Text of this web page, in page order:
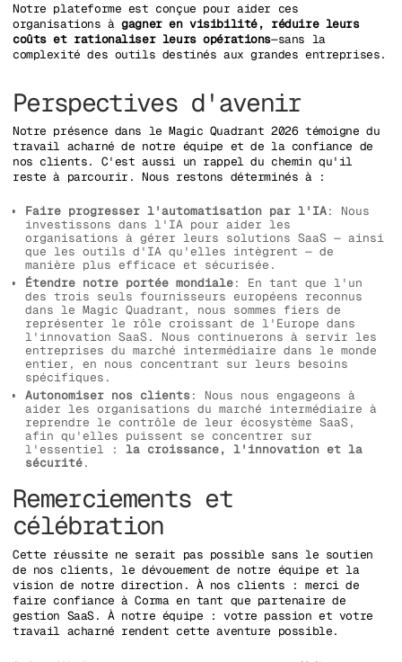
Notre plateforme est conçue pour aider ces
organisations àgagner en visibilité, réduire leurs
coûts et rationaliser leurs opérations—sans la
complexité des outils destinés aux grandes entreprises.
Perspectives d'avenir
Notre présence dans le Magic Quadrant 2026 témoigne du
travail acharné de notre équipe et de la confiance de
nos clients. C'est aussi un rappel du chemin qu'il
reste à parcourir. Nous restons déterminés à :
Faire progresser l'automatisation par l'IA: Nous
investissons dans l'IA pour aider les
organisations à gérer leurs solutions SaaS — ainsi
que les outils d'IA qu'elles intègrent — de
manière plus efficace et sécurisée.
Étendre notre portée mondiale: En tant que l'un
des trois seuls fournisseurs européens reconnus
dans le Magic Quadrant, nous sommes fiers de
représenter le rôle croissant de l'Europe dans
l'innovation SaaS. Nous continuerons à servir les
entreprises du marché intermédiaire dans le monde
entier, en nous concentrant sur leurs besoins
spécifiques.
Autonomiser nos clients: Nous nous engageons à
aider les organisations du marché intermédiaire à
reprendre le contrôle de leur écosystème SaaS,
afin qu'elles puissent se concentrer sur
l'essentiel : la croissance, l'innovation et la
sécurité.
Remerciements et
célébration
Cette réussite ne serait pas possible sans le soutien
de nos clients, le dévouement de notre équipe et la
vision de notre direction. À nos clients : merci de
faire confiance à Corma en tant que partenaire de
gestion SaaS. À notre équipe : votre passion et votre
travail acharné rendent cette aventure possible.